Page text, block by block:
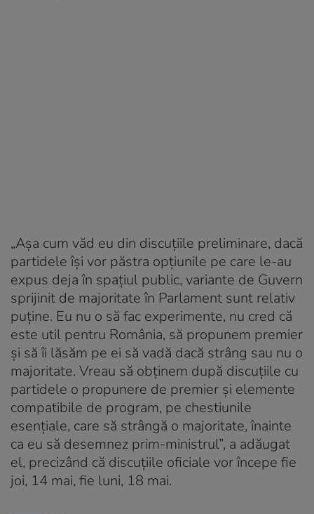
„Așa cum văd eu din discuțiile preliminare, dacă
partidele își vor păstra opțiunile pe care le-au
expus deja în spațiul public, variante de Guvern
sprijinit de majoritate în Parlament sunt relativ
puține. Eu nu o să fac experimente, nu cred că
este util pentru România, să propunem premier
și să îi lăsăm pe ei să vadă dacă strâng sau nu o
majoritate. Vreau să obținem după discuțiile cu
partidele o propunere de premier și elemente
compatibile de program, pe chestiunile
esențiale, care să strângă o majoritate, înainte
ca eu să desemnez prim-ministrul”, a adăugat
el, precizând că discuțiile oficiale vor începe fie
joi, 14 mai, fie luni, 18 mai.